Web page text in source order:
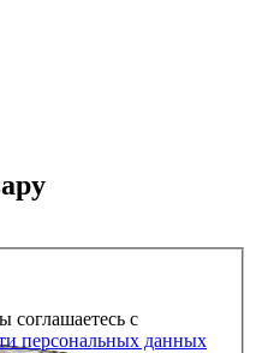
с
персональных данных